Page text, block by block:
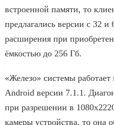
встроенной памяти, то
предлагались версии с 32
расширения при
ёмкостью до 256 Гб.
«Железо» системы
Android версии 7.1.1.
при разрешении в
камеры устройства, то она